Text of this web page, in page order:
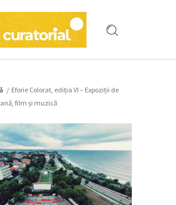
/ Eforie Colorat, ediția VI – Expoziții de
film și muzică